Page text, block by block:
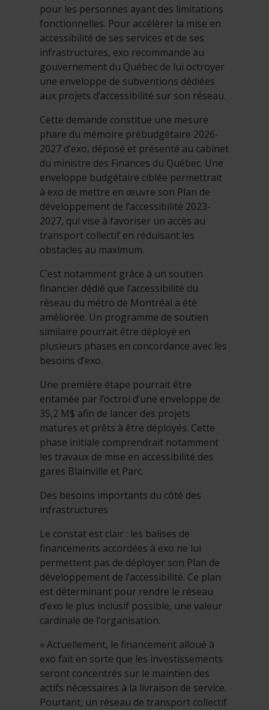
pour les personnes ayant des limitations
fonctionnelles. Pour accélérer la mise en
accessibilité de ses services et de ses
infrastructures, exo recommande au
gouvernement du Québec de lui octroyer
une enveloppe de subventions dédiées
aux projets d’accessibilité sur son réseau.
Cette demande constitue une mesure
phare du mémoire prébudgétaire 2026-
2027 d’exo, déposé et présenté au cabinet
du ministre des Finances du Québec. Une
enveloppe budgétaire ciblée permettrait
à exo de mettre en œuvre son Plan de
développement de l’accessibilité 2023-
2027, qui vise à favoriser un accès au
transport collectif en réduisant les
obstacles au maximum.
C’est notamment grâce à un soutien
financier dédié que l’accessibilité du
réseau du métro de Montréal a été
améliorée. Un programme de soutien
similaire pourrait être déployé en
plusieurs phases en concordance avec les
besoins d’exo.
Une première étape pourrait être
entamée par l’octroi d’une enveloppe de
35,2 M$ afin de lancer des projets
matures et prêts à être déployés. Cette
phase initiale comprendrait notamment
les travaux de mise en accessibilité des
gares Blainville et Parc.
Des besoins importants du côté des
infrastructures
Le constat est clair : les balises de
financements accordées à exo ne lui
permettent pas de déployer son Plan de
développement de l’accessibilité. Ce plan
est déterminant pour rendre le réseau
d’exo le plus inclusif possible, une valeur
cardinale de l’organisation.
« Actuellement, le financement alloué à
exo fait en sorte que les investissements
seront concentrés sur le maintien des
actifs nécessaires à la livraison de service.
Pourtant, un réseau de transport collectif